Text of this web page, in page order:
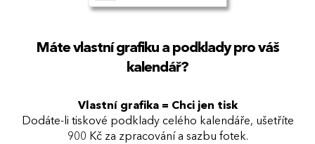
Máte vlastní grafiku a podklady pro váš
kalendář?
Vlastní grafika = Chci jen tisk
Dodáte-li tiskové podklady celého kalendáře, ušetříte
900 Kč za zpracování a sazbu fotek.